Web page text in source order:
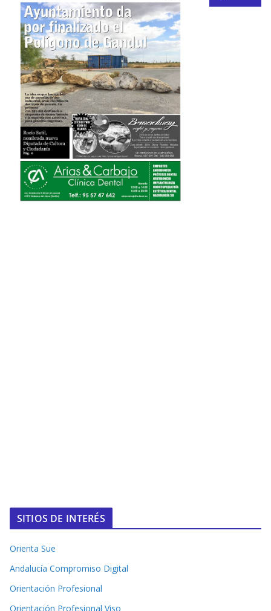
SITIOS DE INTERÉS
Orienta Sue
Andalucía Compromiso Digital
Orientación Profesional
Orientación Profesional Viso